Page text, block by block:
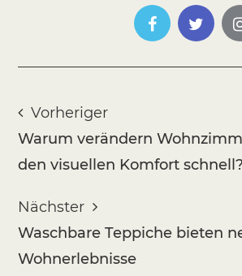
Vorheriger
Warum verändern
den visuellen Komfort schnell?
Nächster
Waschbare Teppiche bieten
Wohnerlebnisse